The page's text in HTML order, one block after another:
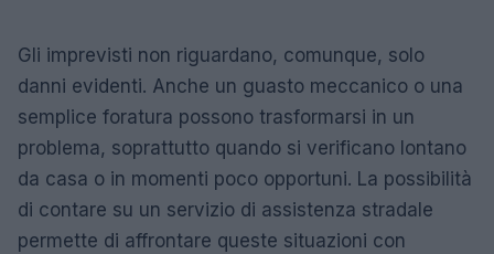
Gli imprevisti non riguardano, comunque, solo
danni evidenti. Anche un guasto meccanico o una
semplice foratura possono trasformarsi in un
problema, soprattutto quando si verificano lontano
da casa o in momenti poco opportuni. La possibilità
di contare su un servizio di assistenza stradale
permette di affrontare queste situazioni con